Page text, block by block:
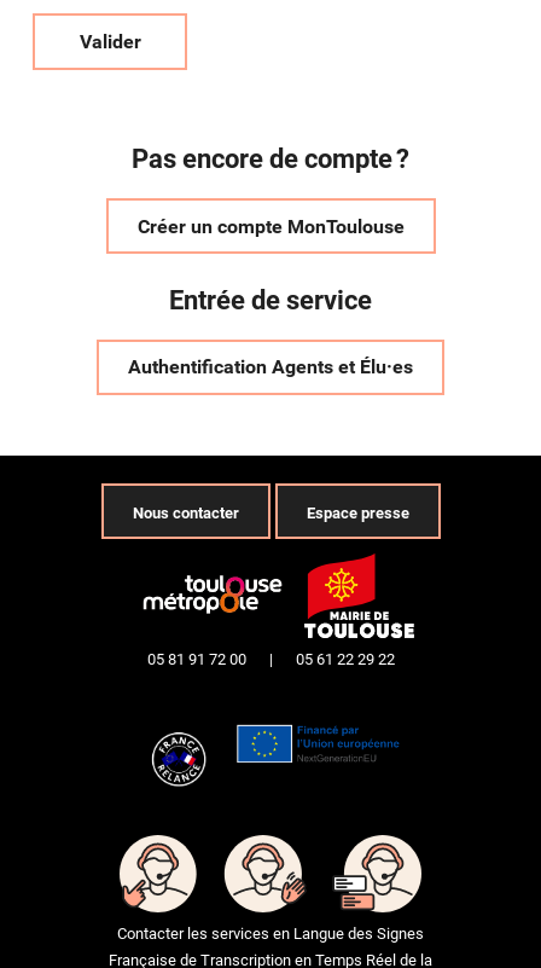
Valider
Pas encore de compte ?
Créer un compte MonToulouse
Entrée de service
Authentification Agents et Élu·es
Nous contacter Espace presse
05 81 91 72 00 | 05 61 22 29 22
Contacter les services en Langue des Signes
Française de Transcription en Temps Réel de la